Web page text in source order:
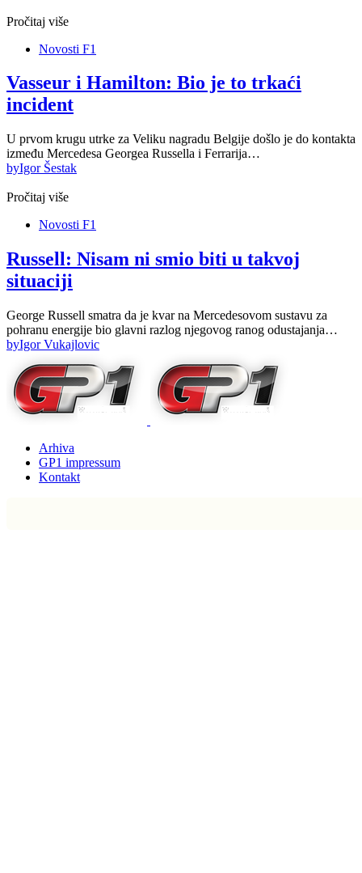
Pročitaj više
Novosti F1
Vasseur i Hamilton: Bio je to trkaći
incident
U prvom krugu utrke za Veliku nagradu Belgije došlo je do kontakta
između Mercedesa Georgea Russella i Ferrarija…
byIgor Šestak
Pročitaj više
Novosti F1
Russell: Nisam ni smio biti u takvoj
situaciji
George Russell smatra da je kvar na Mercedesovom sustavu za
pohranu energije bio glavni razlog njegovog ranog odustajanja…
byIgor Vukajlovic
Arhiva
GP1 impressum
Kontakt